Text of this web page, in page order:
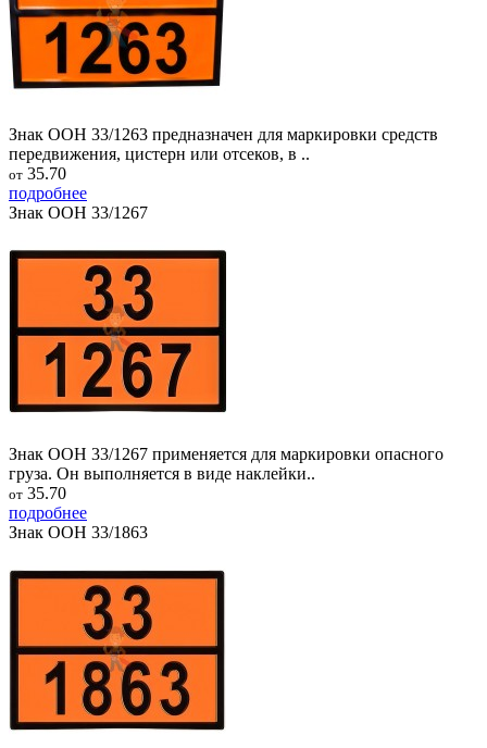
Знак ООН 33/1263 предназначен для маркировки средств
передвижения, цистерн или отсеков, в ..
от 35.70
подробнее
Знак ООН 33/1267
Знак ООН 33/1267 применяется для маркировки опасного
груза. Он выполняется в виде наклейки..
от 35.70
подробнее
Знак ООН 33/1863